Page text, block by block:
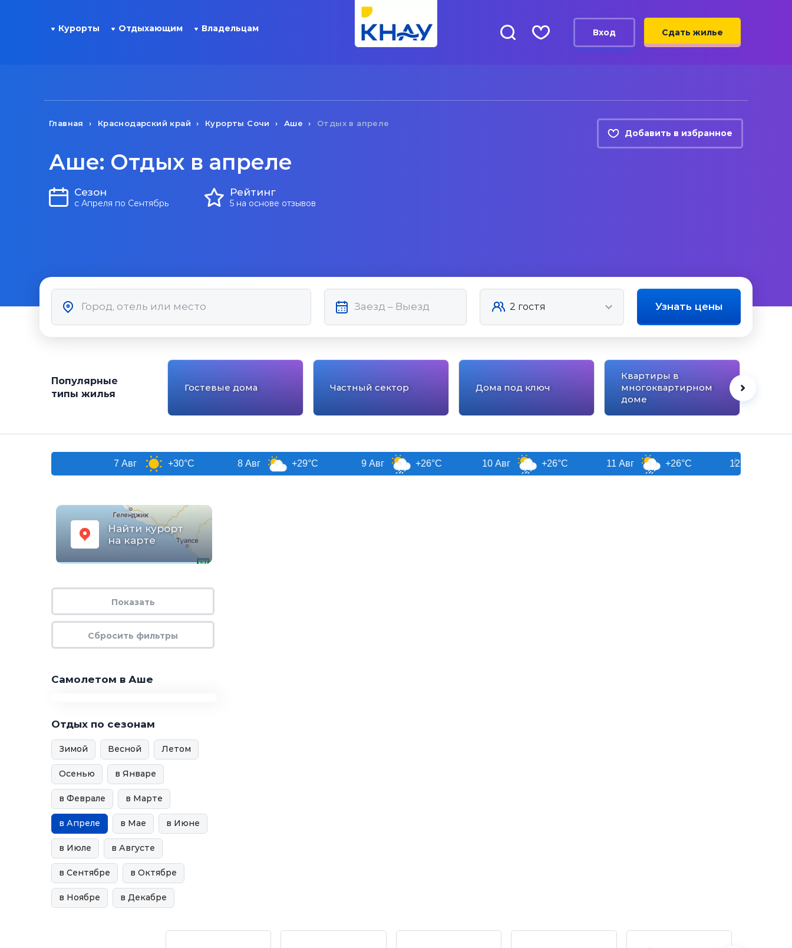
Курорты Отдыхающим Владельцам Вход Сдать жилье
Главная Краснодарский край Курорты Сочи Аше Отдых в апреле
Добавить в избранное
Аше: Отдых в апреле
Сезон
с Апреля по Сентябрь
Рейтинг
5 на основе отзывов
Узнать цены
Популярные
типы жилья
Гостевые дома Частный сектор Дома под ключ
Квартиры в
многоквартирном
доме
+30°C 8 Авг +29°C 9 Авг +26°C 10 Авг +26°C 11 Авг +26°C 12 Авг
Найти курорт
на карте
Самолетом в Аше
Отдых по сезонам
Зимой Весной Летом
Осенью в Январе
в Феврале в Марте
в Апреле в Мае в Июне
в Июле в Августе
в Сентябре в Октябре
в Ноябре в Декабре